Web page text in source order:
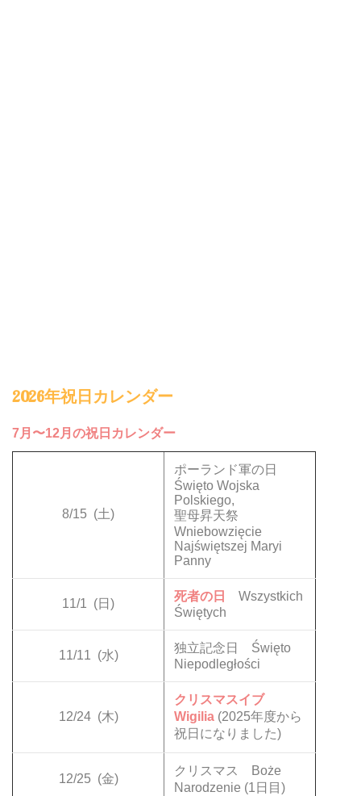
2026年祝日カレンダー
7月〜12月の祝日カレンダー
8/15 (土)
ポーランド軍の日
Święto Wojska
Polskiego,
聖母昇天祭
Wniebowzięcie
Najświętszej Maryi
Panny
11/1 (日)
死者の日
Wszystkich
Świętych
11/11 (水)
独立記念日 Święto
Niepodległości
12/24 (木)
クリスマスイブ
Wigilia (2025年度から
祝日になりました)
12/25 (金)
クリスマス Boże
Narodzenie (1日目)